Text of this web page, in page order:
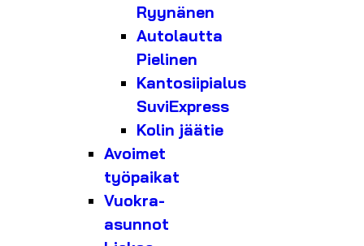
Ryynänen
Autolautta
Pielinen
Kantosiipialus
SuviExpress
Kolin jäätie
Avoimet
työpaikat
Vuokra-
asunnot